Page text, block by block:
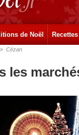
de Noël
» Cézan
les